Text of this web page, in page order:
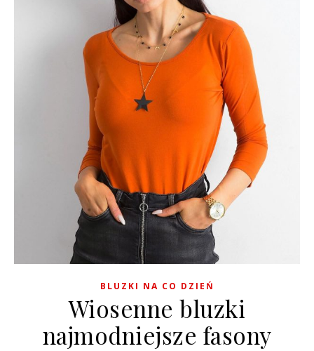
BLUZKI NA CO DZIEŃ
Wiosenne bluzki
najmodniejsze fasony